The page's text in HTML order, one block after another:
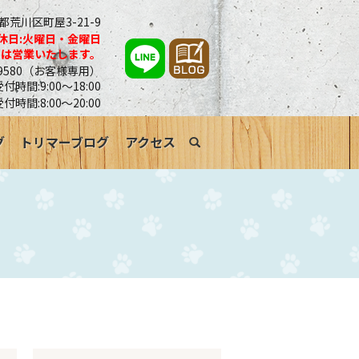
荒川区町屋3-21-9
日:火曜日・金曜日
営業いたします。
（お客様専用）
時間:9:00～18:00
付時間:8:00～20:00
トリマーブログ アクセス search